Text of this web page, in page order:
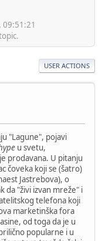
09:51:21
USER ACTIONS
"Lagune", pojavi
u svetu,
prodavana. U pitanju
čoveka koji se (šatro)
Jastrebova), o
da "živi izvan mreže" i
telefona koji
marketinška fora
od toga da je u
popularne i u